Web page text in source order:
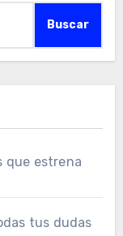
que estrena
tus dudas